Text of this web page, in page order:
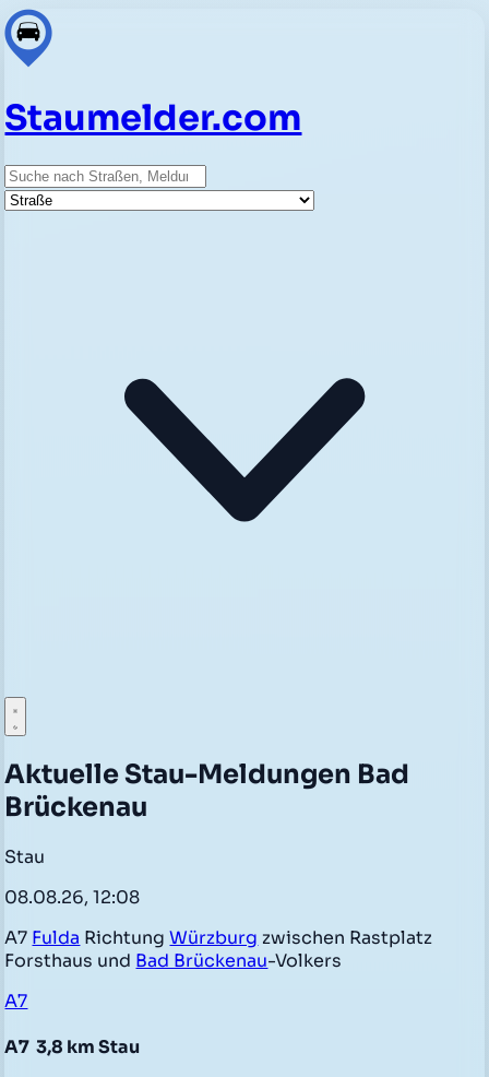
Staumelder.com
Suche
Straße
Aktuelle Stau-Meldungen Bad
Brückenau
Stau
08.08.26, 12:08
A7 Fulda RichtungWürzburg zwischen Rastplatz
Forsthaus und Bad Brückenau-Volkers
A7
A7 3,8 km Stau